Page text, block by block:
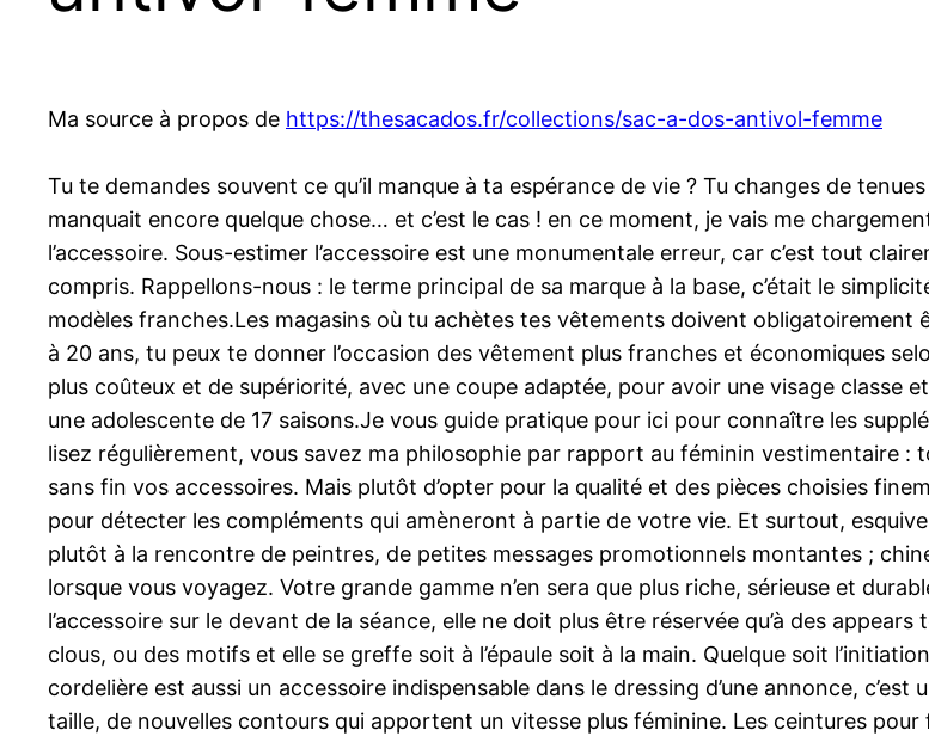
Ma source à propos de https://thesacados.fr/collections/sac-a-dos-antivol-femme
Tu te demandes souvent ce qu’il manque à ta espérance de vie ? Tu changes de
manquait encore quelque chose… et c’est le cas ! en ce moment, je vais me
l’accessoire. Sous-estimer l’accessoire est une monumentale erreur, car c’est tout
compris. Rappellons-nous : le terme principal de sa marque à la base, c’était le
modèles franches.Les magasins où tu achètes tes vêtements doivent
à 20 ans, tu peux te donner l’occasion des vêtement plus franches et économiques
plus coûteux et de supériorité, avec une coupe adaptée, pour avoir une visage classe
une adolescente de 17 saisons.Je vous guide pratique pour ici pour connaître les
lisez régulièrement, vous savez ma philosophie par rapport au féminin vestimentaire :
sans fin vos accessoires. Mais plutôt d’opter pour la qualité et des pièces choisies
pour détecter les compléments qui amèneront à partie de votre vie. Et surtout,
plutôt à la rencontre de peintres, de petites messages promotionnels montantes ;
lorsque vous voyagez. Votre grande gamme n’en sera que plus riche, sérieuse et
l’accessoire sur le devant de la séance, elle ne doit plus être réservée qu’à des
clous, ou des motifs et elle se greffe soit à l’épaule soit à la main. Quelque soit
cordelière est aussi un accessoire indispensable dans le dressing d’une annonce,
taille, de nouvelles contours qui apportent un vitesse plus féminine. Les ceintures